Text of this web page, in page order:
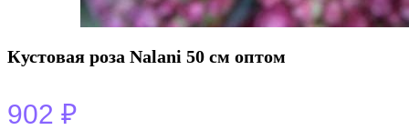
Кустовая роза Nalani 50 см оптом
902 ₽